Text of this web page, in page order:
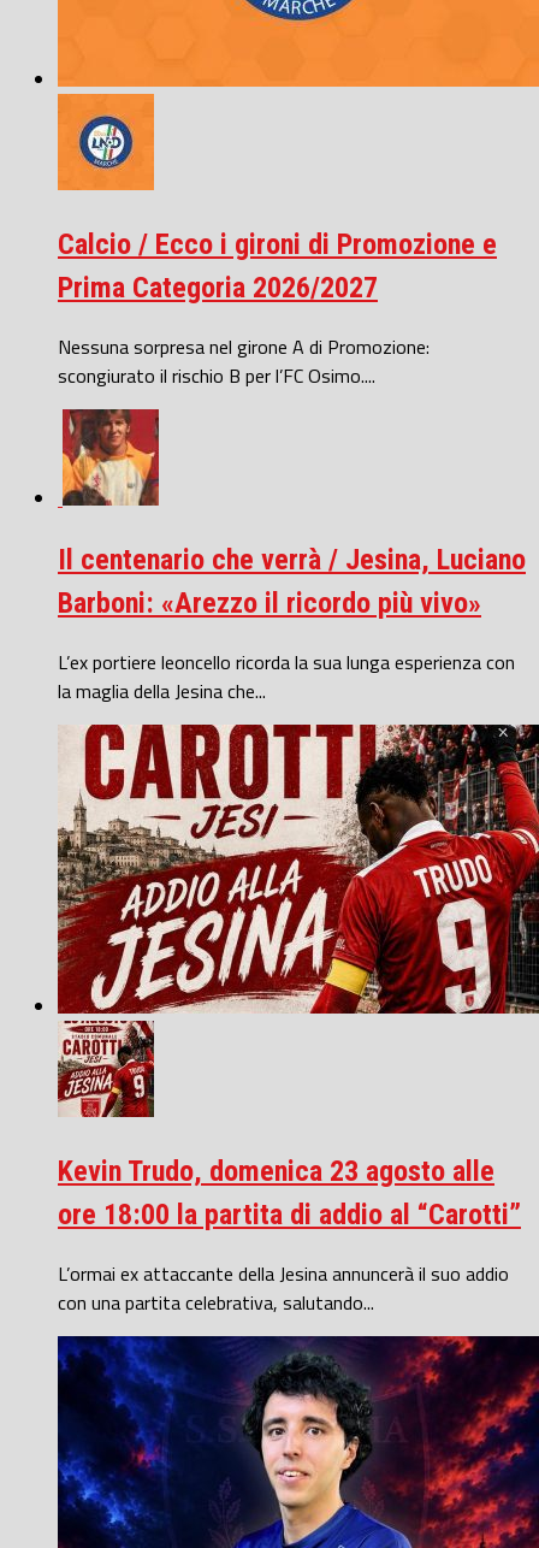
Calcio / Ecco i gironi di Promozione e
Prima Categoria 2026/2027
Nessuna sorpresa nel girone A di Promozione:
scongiurato il rischio B per l’FC Osimo....
Il centenario che verrà / Jesina, Luciano
Barboni: «Arezzo il ricordo più vivo»
L’ex portiere leoncello ricorda la sua lunga esperienza con
la maglia della Jesina che...
Kevin Trudo, domenica 23 agosto alle
ore 18:00 la partita di addio al “Carotti”
L’ormai ex attaccante della Jesina annuncerà il suo addio
con una partita celebrativa, salutando...